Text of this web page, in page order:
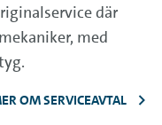
där
med
OM SERVICEAVTAL